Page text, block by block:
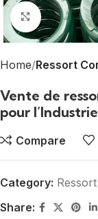
Click to
Home Ressort
Vente de
pour
Compare
Category:
Share: